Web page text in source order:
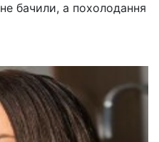
бачили, а похолодання